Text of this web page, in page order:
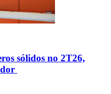
sólidos no 2T26,